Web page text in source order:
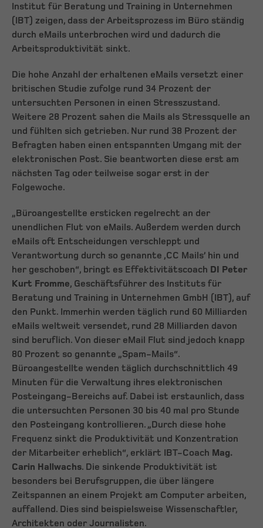
Institut für Beratung und Training in Unternehmen
(IBT) zeigen, dass der Arbeitsprozess im Büro ständig
durch eMails unterbrochen wird und dadurch die
Arbeitsproduktivität sinkt.
Die hohe Anzahl der erhaltenen eMails versetzt einer
britischen Studie zufolge rund 34 Prozent der
untersuchten Personen in einen Stresszustand.
Weitere 28 Prozent sahen die Mails als Stressquelle an
und fühlten sich getrieben. Nur rund 38 Prozent der
Befragten haben einen entspannten Umgang mit der
elektronischen Post. Sie beantworten diese erst am
nächsten Tag oder teilweise sogar erst in der
Folgewoche.
„Büroangestellte ersticken regelrecht an der
unendlichen Flut von eMails. Außerdem werden durch
eMails oft Entscheidungen verschleppt und
Verantwortung durch so genannte ‚CC Mails’ hin und
her geschoben“, bringt es Effektivitätscoach DI Peter
Kurt Fromme, Geschäftsführer des Instituts für
Beratung und Training in Unternehmen GmbH (IBT), auf
den Punkt. Immerhin werden täglich rund 60 Milliarden
eMails weltweit versendet, rund 28 Milliarden davon
sind beruflich. Von dieser eMail Flut sind jedoch knapp
80 Prozent so genannte „Spam-Mails“.
Büroangestellte wenden täglich durchschnittlich 49
Minuten für die Verwaltung ihres elektronischen
Posteingang-Bereichs auf. Dabei ist erstaunlich, dass
die untersuchten Personen 30 bis 40 mal pro Stunde
den Posteingang kontrollieren. „Durch diese hohe
Frequenz sinkt die Produktivität und Konzentration
der Mitarbeiter erheblich“, erklärt IBT-Coach Mag.
Carin Hallwachs. Die sinkende Produktivität ist
besonders bei Berufsgruppen, die über längere
Zeitspannen an einem Projekt am Computer arbeiten,
auffallend. Dies sind beispielsweise Wissenschaftler,
Architekten oder Journalisten.